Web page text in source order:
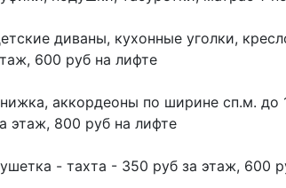
диваны, кухонные уголки,
600 руб на лифте
аккордеоны по ширине сп.м.
этаж, 800 руб на лифте
- тахта - 350 руб за этаж, 600